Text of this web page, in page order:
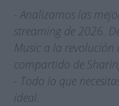
- Analizamos las
streaming de 2026.
Music a la revolución
compartido de
- Todo lo que
ideal.